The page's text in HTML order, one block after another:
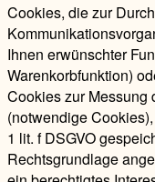
Cookies, die zur
Ihnen erwünschter
Warenkorbfunktion)
Cookies zur Messung
(notwendige
1 lit. f DSGVO
Rechtsgrundlage